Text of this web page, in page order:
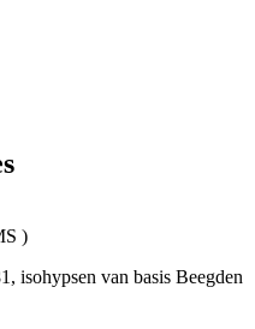
)
isohypsen van basis Beegden